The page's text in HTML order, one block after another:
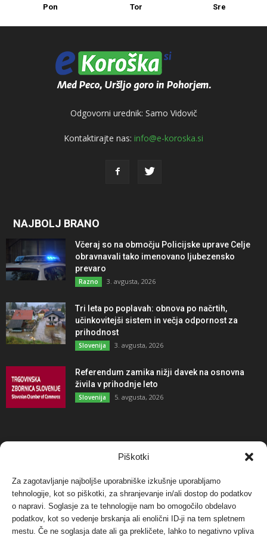
Piškotki
Za zagotavljanje najboljše uporabniške izkušnje uporabljamo
tehnologije, kot so piškotki, za shranjevanje in/ali dostop do podatkov
o napravi. Soglasje za te tehnologije nam bo omogočilo obdelavo
podatkov, kot so vedenje brskanja ali enolični ID-ji na tem spletnem
mestu. Če ne soglasja date ali ga prekličete, lahko to negativno vpliva
Pon
Tor
Sre
Odgovorni urednik: Samo Vidovič
Kontaktirajte nas: info@e-koroska.si
NAJBOLJ BRANO
Včeraj so na območju Policijske uprave Celje
obravnavali tako imenovano ljubezensko
prevaro
Razno 3. avgusta, 2026
Tri leta po poplavah: obnova po načrtih,
učinkovitejši sistem in večja odpornost za
prihodnost
Slovenija 3. avgusta, 2026
Referendum zamika nižji davek na osnovna
živila v prihodnje leto
Slovenija 5. avgusta, 2026
NAJBOLJ KOMENTIRANO
Protest proti vetrnim elektrarnam na Ojstrici, v
svetu pa vedno bolj...
Dogodki 12. maja, 2017